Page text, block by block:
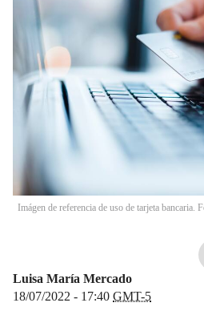
Imágen de referencia de uso de tarjeta bancaria.
Luisa María Mercado
18/07/2022 - 17:40 GMT-5